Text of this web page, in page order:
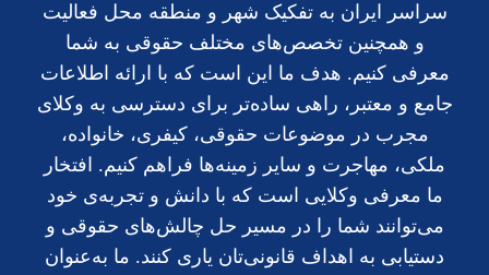
سراسر ایران به تفکیک شهر و منطقه محل فعالیت
و همچنین تخصص‌های مختلف حقوقی به شما
معرفی کنیم. هدف ما این است که با ارائه اطلاعات
جامع و معتبر، راهی ساده‌تر برای دسترسی به وکلای
مجرب در موضوعات حقوقی، کیفری، خانواده،
ملکی، مهاجرت و سایر زمینه‌ها فراهم کنیم. افتخار
ما معرفی وکلایی است که با دانش و تجربه‌ی خود
می‌توانند شما را در مسیر حل چالش‌های حقوقی و
دستیابی به اهداف قانونی‌تان یاری کنند. ما به‌عنوان